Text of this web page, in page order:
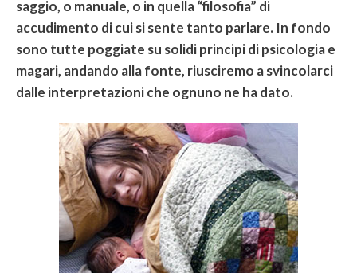
saggio, o manuale, o in quella “filosofia” di
accudimento di cui si sente tanto parlare. In fondo
sono tutte poggiate su solidi principi di psicologia e
magari, andando alla fonte, riusciremo a svincolarci
dalle interpretazioni che ognuno ne ha dato.